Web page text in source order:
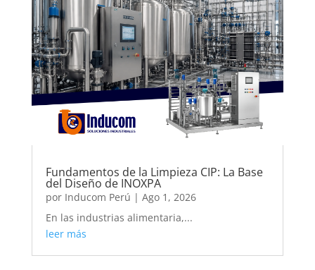
Fundamentos de la Limpieza CIP: La Base
del Diseño de INOXPA
por Inducom Perú | Ago 1, 2026
En las industrias alimentaria,...
leer más